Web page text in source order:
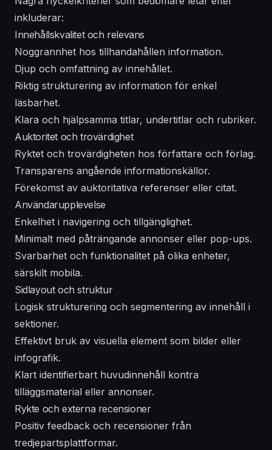
inkluderar:
Innehållskvalitet och relevans
Noggrannhet hos tillhandahållen information.
Djup och omfattning av innehållet.
Riktig strukturering av information för enkel
läsbarhet.
Klara och hjälpsamma titlar, undertitlar och rubriker.
Auktoritet och trovärdighet
Ryktet och trovärdigheten hos författare och förlag.
Transparens angående informationskällor.
Förekomst av auktoritativa referenser eller citat.
Användarupplevelse
Enkelhet i navigering och tillgänglighet.
Minimalt med påträngande annonser eller pop-ups.
Svarbarhet och funktionalitet på olika enheter,
särskilt mobila.
Sidlayout och struktur
Logisk strukturering och segmentering av innehåll i
sektioner.
Effektivt bruk av visuella element som bilder eller
infografik.
Klart identifierbart huvudinnehåll kontra
tilläggsmaterial eller annonser.
Rykte och externa recensioner
Positiv feedback och recensioner från
tredjepartsplattformar.